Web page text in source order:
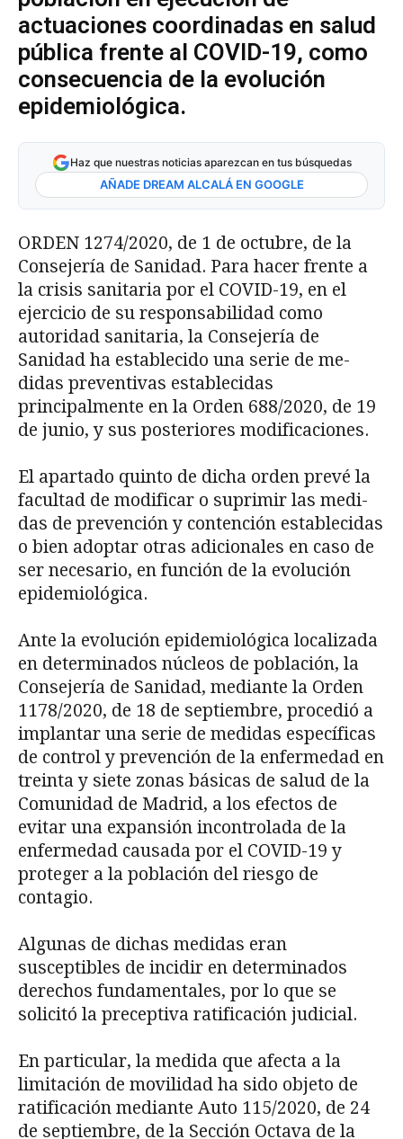
actuaciones coordinadas en salud
pública frente al COVID-19, como
consecuencia de la evolución
epidemiológica.
Haz que nuestras noticias aparezcan en tus búsquedas
AÑADE DREAM ALCALÁ EN GOOGLE
ORDEN 1274/2020, de 1 de octubre, de la
Consejería de Sanidad. Para hacer frente a
la crisis sanitaria por el COVID-19, en el
ejercicio de su responsa­bilidad como
autoridad sanitaria, la Consejería de
Sanidad ha establecido una serie de me­
didas preventivas establecidas
principalmente en la Orden 688/2020, de 19
de junio, y sus posteriores modificaciones.
El apartado quinto de dicha orden prevé la
facultad de modificar o suprimir las medi­
das de prevención y contención establecidas
o bien adoptar otras adicionales en caso de
ser necesario, en función de la evolución
epidemiológica.
Ante la evolución epidemiológica localizada
en determinados núcleos de población, la
Consejería de Sanidad, mediante la Orden
1178/2020, de 18 de septiembre, procedió a
im­plantar una serie de medidas específicas
de control y prevención de la enfermedad en
trein­ta y siete zonas básicas de salud de la
Comunidad de Madrid, a los efectos de
evitar una ex­pansión incontrolada de la
enfermedad causada por el COVID-19 y
proteger a la población del riesgo de
contagio.
Algunas de dichas medidas eran
susceptibles de incidir en determinados
derechos fun­damentales, por lo que se
solicitó la preceptiva ratificación judicial.
En particular, la medida que afecta a la
limitación de movilidad ha sido objeto de
rati­ficación mediante Auto 115/2020, de 24
de septiembre, de la Sección Octava de la